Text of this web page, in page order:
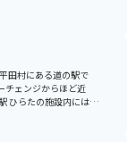
田村にある道の駅で
チェンジからほど近
農産物直売所や、平